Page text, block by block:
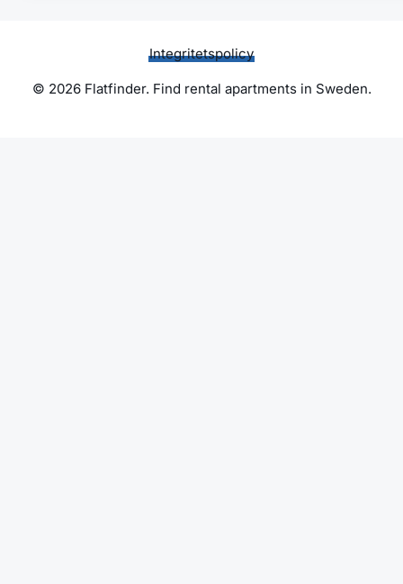
Integritetspolicy
© 2026 Flatfinder. Find rental apartments in Sweden.